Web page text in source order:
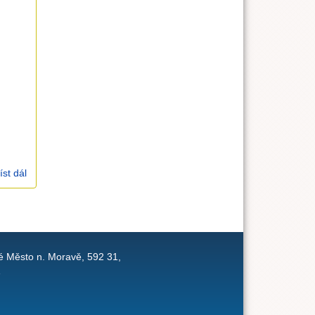
dál1.1.2025 Ondřej Ruml (1Te 5)
Město n. Moravě, 592 31,